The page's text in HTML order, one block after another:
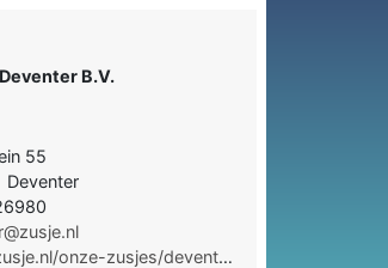
B.V.
55
Deventer
https://zusje.nl/onze-zusjes/deventer/